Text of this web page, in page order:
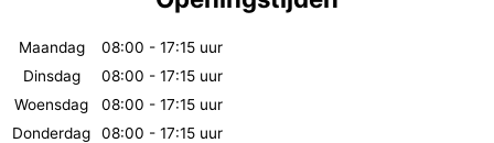
Maandag
08:00 - 17:15 uur
Dinsdag
08:00 - 17:15 uur
Woensdag
08:00 - 17:15 uur
Donderdag
08:00 - 17:15 uur